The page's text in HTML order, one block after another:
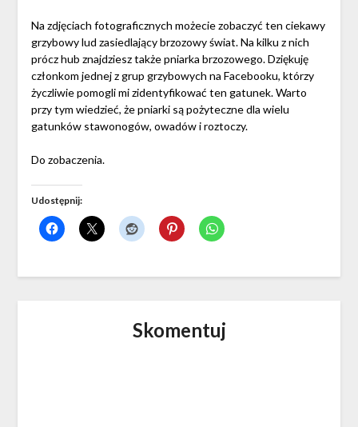
Na zdjęciach fotograficznych możecie zobaczyć ten ciekawy
grzybowy lud zasiedlający brzozowy świat. Na kilku z nich
prócz hub znajdziesz także pniarka brzozowego. Dziękuję
członkom jednej z grup grzybowych na Facebooku, którzy
życzliwie pomogli mi zidentyfikować ten gatunek. Warto
przy tym wiedzieć, że pniarki są pożyteczne dla wielu
gatunków stawonogów, owadów i roztoczy.
Do zobaczenia.
Udostępnij:
Skomentuj